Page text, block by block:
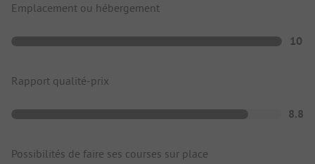
Emplacement ou hébergement
10
Rapport qualité-prix
8.8
Possibilités de faire ses courses sur place